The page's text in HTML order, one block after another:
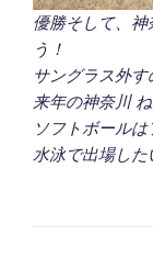
優勝そして、
う！
サングラス外す
来年の神奈川
ソフトボール
水泳で出場した